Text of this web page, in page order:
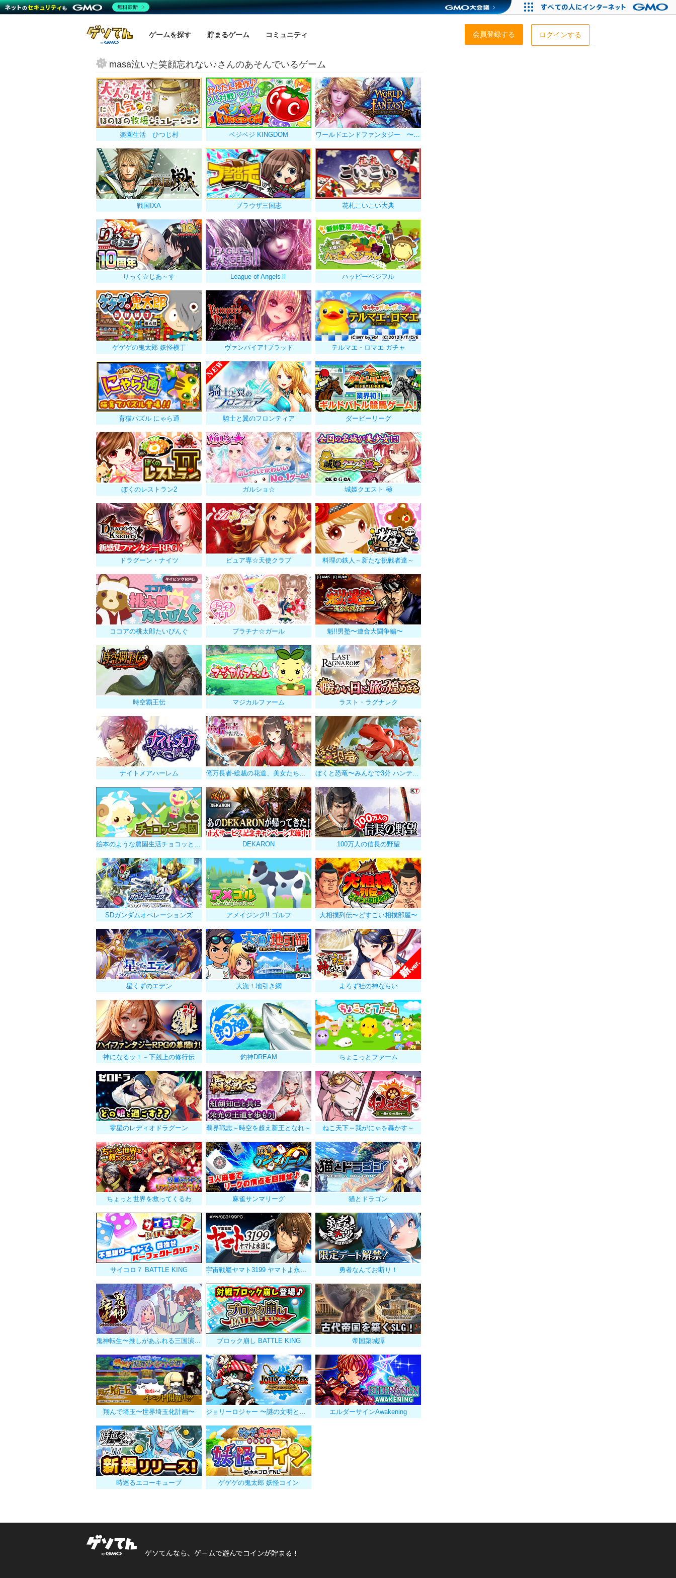
ゲームを探す 貯まるゲーム コミュニティ 会員登録する ログインする
masa泣いた笑顔忘れない♪さんのあそんでいるゲーム
楽園生活 ひつじ村 ベジベジ KINGDOM ワールドエンドファンタジー 〜選ばれし勇者
戦国IXA ブラウザ三国志 花札こいこい大典
りっく☆じあ～す League of AngelsⅡ ハッピーベジフル
ゲゲゲの鬼太郎 妖怪横丁 ヴァンパイア†ブラッド テルマエ・ロマエ ガチャ
育猫パズル にゃら通 騎士と翼のフロンティア ダービーリーグ
ぼくのレストラン2 ガルショ☆ 城姫クエスト 極
ドラグーン・ナイツ ピュア専☆天使クラブ 料理の鉄人～新たな挑戦者達～
ココアの桃太郎たいぴんぐ プラチナ☆ガール 魁!!男塾〜連合大闘争編〜
時空覇王伝 マジカルファーム ラスト・ラグナレク
ナイトメアハーレム 億万長者-総裁の花道、美女たちの恋- ぼくと恐竜〜みんなで3分 ハンティング放置〜
絵本のような農園生活チョコッと農園 DEKARON 100万人の信長の野望
SDガンダムオペレーションズ アメイジング!! ゴルフ 大相撲列伝〜どすこい相撲部屋〜
星くずのエデン 大漁！地引き網 よろず社の神ならい
神になるッ！－下剋上の修行伝 釣神DREAM ちょこっとファーム
零星のレディオドラグーン 覇界戦志～時空を超え新王となれ～ ねこ天下～我がにゃを轟かす～
ちょっと世界を救ってくるわ 麻雀サンマリーグ 猫とドラゴン
サイコロ７ BATTLE KING 宇宙戦艦ヤマト3199 ヤマトよ永遠に 勇者なんてお断り！
鬼神転生〜推しがあふれる三国演義〜 ブロック崩し BATTLE KING 帝国築城譚
翔んで埼玉〜世界埼玉化計画〜 ジョリーロジャー 〜謎の文明と海賊島〜 エルダーサインAwakening
時巡るエコーキューブ ゲゲゲの鬼太郎 妖怪コイン
ゲソてんなら、ゲームで遊んでコインが貯まる！
無料診断